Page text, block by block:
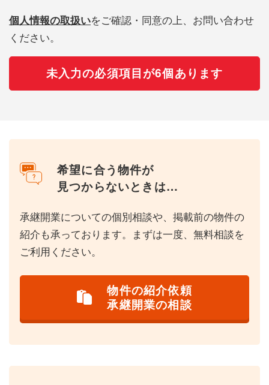
個人情報の取扱いをご確認・同意の上、お問い合わせ
ください。
未入力の必須項目が6個あります
希望に合う物件が
見つからないときは…
承継開業についての個別相談や、掲載前の物件の
紹介も承っております。まずは一度、無料相談を
ご利用ください。
物件の紹介依頼
承継開業の相談